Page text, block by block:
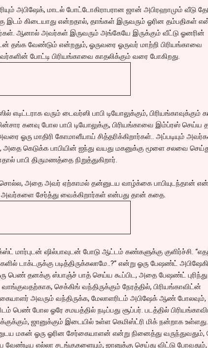
அபிஷேக், மாடல் போட்டோகிராபரான ஜான் அபிரஹாமும் வீடு
இடம் கிடையாது என்றதால், தாங்கள் இருவரும் ஓரின தம்பதிகள்
ஆனால் அவர்கள் இருவரும் அங்கேயே இருக்கும் வீட்டு ஓனரின்
வேண்டும் என்றதும், ஓருவரை ஓருவர் மாற்றி பிரியங்காவை
போட்டி பிரியங்காவை காதலிக்கும் வரை போகிறது.
எடிட்டராக வரும் டைவர்ஸி பாபி டியோலுக்கும், பிரியங்காவுக்கும்
கனவு போல பாபி டியோலுக்கு, பிரியங்காவை இம்ப்ரஸ் செய்ய
ஓரு மாதிரி கோமாளீயாய் சித்தரிக்கிறார்கள்.. அப்படியும்
அதை கெடுக்க பாபியின் ஐந்து வயது மகனுக்கு மூளை சலவை
திருமணத்தை நிறுத்துகிறார்.
அதை அவர் ஏற்காமல் தன்னுடய வாழ்க்கை பாபியுடந்தான்
சேர்த்து வைக்கிறார்கள் என்பது தான் கதை.
மார்புடன் ஷில்பாவுடன் போடு ஆட்டம் கண்களுக்கு குளிர்ச்சி.
டாக்டருக்கு படித்திருக்கலாமே..?” என்று ஓரு பேஷண்ட்
பெண் தனக்கு ஸ்பாஞ்ச் பாத் செய்ய கூப்பிட, அதை பேஷண்ட் புரிந்து
செக்கிங் வந்திருக்கும் நேரத்தில், பிரியங்காவிட்ன்
அவரும் வந்திருக்க, மேலாளரிடம் அபிஷேக் ஆண் போலவும்,
பெண் போல ஓரே சமயத்தில் நடிப்பது சூப்பர். படத்தில்
ஜானுக்கும் இடையில் உள்ள கெமிஸ்ட்ரி மிக் நன்றாக உள்ளது.
மகன் ஓரு ஓரின சேர்கையாளன் என்று நினைத்து வருந்துவதும்,
வேண்டிய எல்லா சடங்குகளையும், ஜானுக்கு செய்து விட்டு